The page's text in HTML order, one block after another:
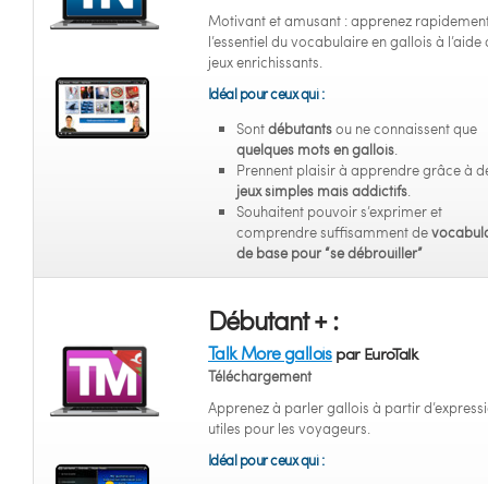
Motivant et amusant : apprenez
l’essentiel du vocabulaire en gallois à l’aide
jeux enrichissants.
Idéal pour ceux qui :
Sontdébutantsou ne connaissent que
quelques mots en gallois.
Prennent plaisir à apprendre grâce à
jeux simples mais addictifs.
Souhaitent pouvoir s’exprimer et
comprendre suffisamment de
de base pour “se débrouiller”
Débutant + :
Talk More galloispar EuroTalk
Téléchargement
Apprenez à parler gallois à partir
utiles pour les voyageurs.
Idéal pour ceux qui :